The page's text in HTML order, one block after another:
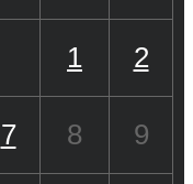
1 2
7 8 9